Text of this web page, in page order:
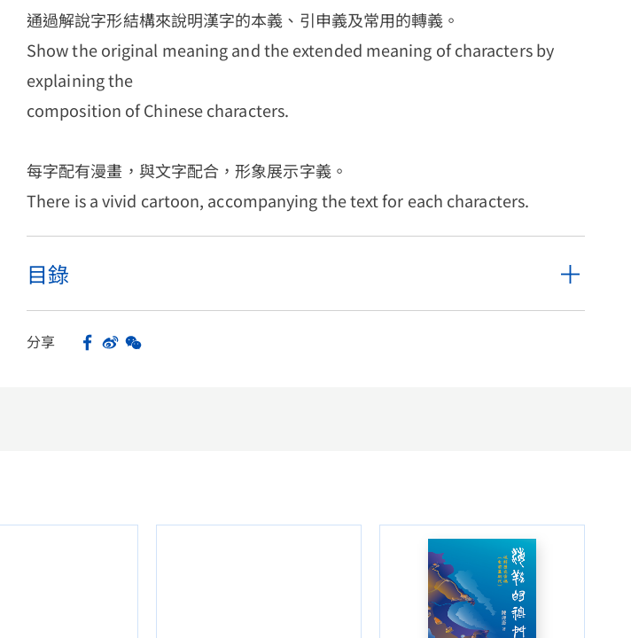
通過解說字形結構來說明漢字的本義、引申義及常用的轉義。
Show the original meaning and the extended meaning of characters by
explaining the
composition of Chinese characters.
每字配有漫畫，與文字配合，形象展示字義。
There is a vivid cartoon, accompanying the text for each characters.
目錄
分享 Facebook
Sina Weibo
WeChat